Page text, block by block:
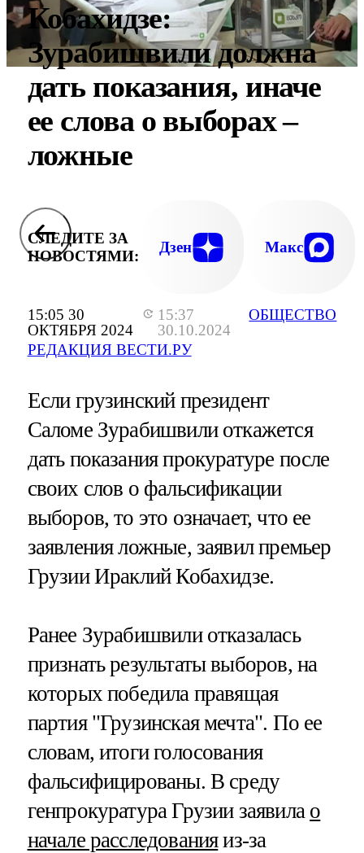
15:05 30
ОКТЯБРЯ 2024
15:37
30.10.2024
РЕДАКЦИЯ ВЕСТИ.РУ
ОБЩЕСТВО
Кобахидзе:
Зурабишвили должна
дать показания, иначе
ее слова о выборах –
ложные
СЛЕДИТЕ ЗА
НОВОСТЯМИ:
Дзен Макс
Если грузинский президент
Саломе Зурабишвили откажется
дать показания прокуратуре после
своих слов о фальсификации
выборов, то это означает, что ее
заявления ложные, заявил премьер
Грузии Ираклий Кобахидзе.
Ранее Зурабишвили отказалась
признать результаты выборов, на
которых победила правящая
партия "Грузинская мечта". По ее
словам, итоги голосования
фальсифицированы. В среду
генпрокуратура Грузии заявила о
начале расследованияиз-за